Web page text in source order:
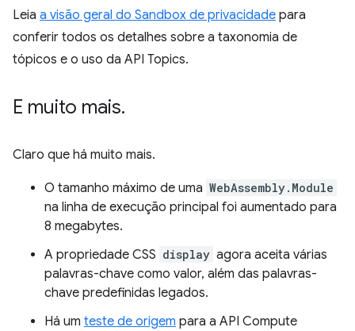
Leia a visão geral do Sandbox de privacidade para
conferir todos os detalhes sobre a taxonomia de
tópicos e o uso da API Topics.
E muito mais.
Claro que há muito mais.
O tamanho máximo de uma WebAssembly.Module
na linha de execução principal foi aumentado para
8 megabytes.
A propriedade CSS display agora aceita várias
palavras-chave como valor, além das palavras-
chave predefinidas legados.
Há um teste de origem para a API Compute